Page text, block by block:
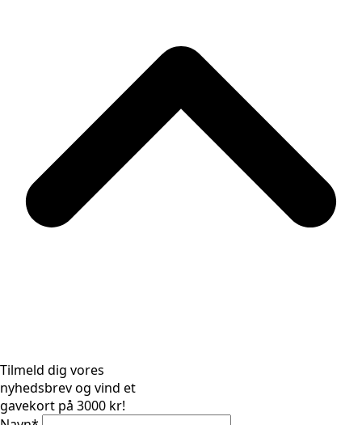
Tilmeld dig vores
nyhedsbrev og vind et
gavekort på 3000 kr!